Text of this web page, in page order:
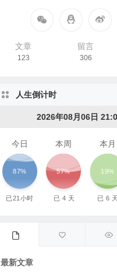
文章
123
留言
306
人生倒计时
2026年08月06日
今日
87%
已21 小时
本周
57%
已 4 天
本月
19%
已 6 天
最新文章